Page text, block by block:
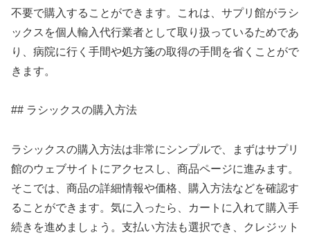
不要で購入することができます。これは、サプリ館がラシ
ックスを個人輸入代行業者として取り扱っているためであ
り、病院に行く手間や処方箋の取得の手間を省くことがで
きます。
## ラシックスの購入方法
ラシックスの購入方法は非常にシンプルで、まずはサプリ
館のウェブサイトにアクセスし、商品ページに進みます。
そこでは、商品の詳細情報や価格、購入方法などを確認す
ることができます。気に入ったら、カートに入れて購入手
続きを進めましょう。支払い方法も選択でき、クレジット